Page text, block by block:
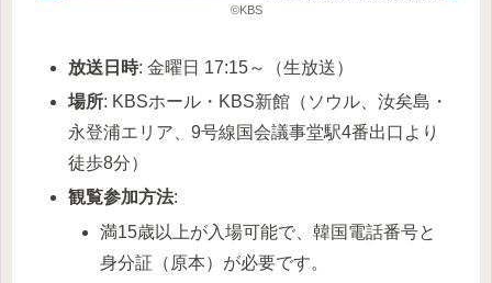
©KBS
放送日時: 金曜日 17:15～（生放送）
場所: KBSホール・KBS新館（ソウル、汝矣島・
永登浦エリア、9号線国会議事堂駅4番出口より
徒歩8分）
観覧参加方法:
満15歳以上が入場可能で、韓国電話番号と
身分証（原本）が必要です。